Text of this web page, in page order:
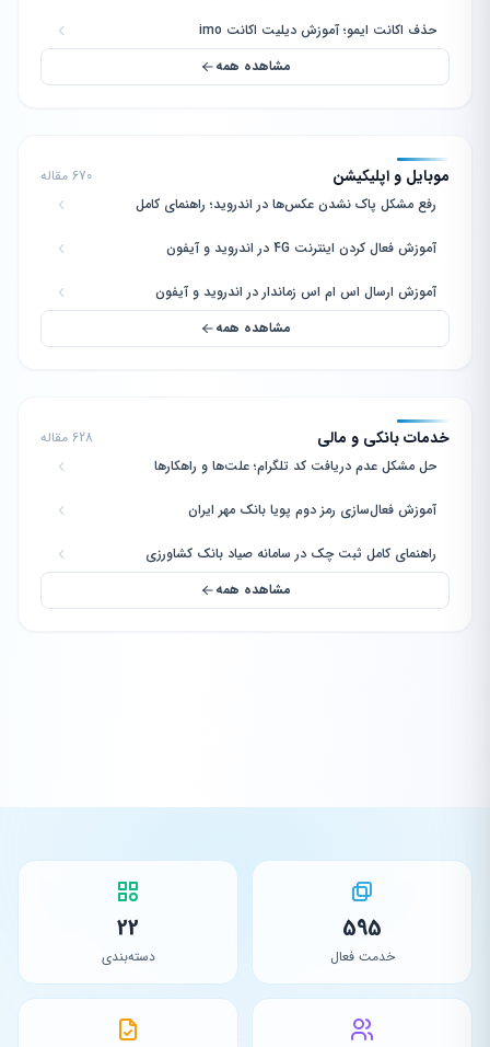
حذف اکانت ایمو؛ آموزش دیلیت اکانت imo
مشاهده همه
موبایل و اپلیکیشن
670 مقاله
رفع مشکل پاک نشدن عکس‌ها در اندروید؛ راهنمای کامل
آموزش فعال کردن اینترنت 4G در اندروید و آیفون
آموزش ارسال اس ام اس زماندار در اندروید و آیفون
مشاهده همه
خدمات بانکی و مالی
628 مقاله
حل مشکل عدم دریافت کد تلگرام؛ علت‌ها و راهکارها
آموزش فعال‌سازی رمز دوم پویا بانک مهر ایران
راهنمای کامل ثبت چک در سامانه صیاد بانک کشاورزی
مشاهده همه
595
خدمت فعال
22
دسته‌بندی